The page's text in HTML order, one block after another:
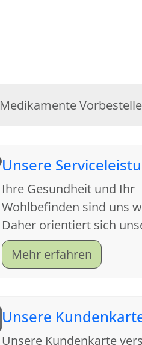
Medikamente
Unsere
Ihre Gesundheit und Ihr
Wohlbefinden sind uns
Daher orientiert sich
Service an Ihren
freuen uns auf Ihren
Mehr erfahren
Unsere
Unsere Kundenkarte